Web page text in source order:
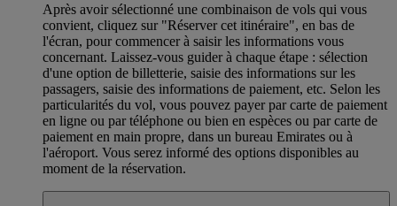
Après avoir sélectionné une combinaison de vols qui vous
convient, cliquez sur "Réserver cet itinéraire", en bas de
l'écran, pour commencer à saisir les informations vous
concernant. Laissez-vous guider à chaque étape : sélection
d'une option de billetterie, saisie des informations sur les
passagers, saisie des informations de paiement, etc. Selon les
particularités du vol, vous pouvez payer par carte de paiement
en ligne ou par téléphone ou bien en espèces ou par carte de
paiement en main propre, dans un bureau Emirates ou à
l'aéroport. Vous serez informé des options disponibles au
moment de la réservation.